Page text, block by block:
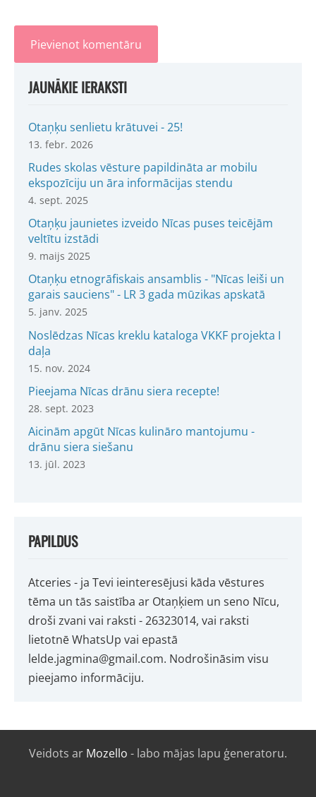
JAUNĀKIE IERAKSTI
Otaņķu senlietu krātuvei - 25!
13. febr. 2026
Rudes skolas vēsture papildināta ar mobilu
ekspozīciju un āra informācijas stendu
4. sept. 2025
Otaņķu jaunietes izveido Nīcas puses teicējām
veltītu izstādi
9. maijs 2025
Otaņķu etnogrāfiskais ansamblis - "Nīcas leiši un
garais sauciens" - LR 3 gada mūzikas apskatā
5. janv. 2025
Noslēdzas Nīcas kreklu kataloga VKKF projekta I
daļa
15. nov. 2024
Pieejama Nīcas drānu siera recepte!
28. sept. 2023
Aicinām apgūt Nīcas kulināro mantojumu -
drānu siera siešanu
13. jūl. 2023
PAPILDUS
Atceries - ja Tevi ieinteresējusi kāda vēstures
tēma un tās saistība ar Otaņķiem un seno Nīcu,
droši zvani vai raksti - 26323014, vai raksti
lietotnē WhatsUp vai epastā
lelde.jagmina@gmail.com. Nodrošināsim visu
pieejamo informāciju.
Veidots ar Mozello - labo mājas lapu ģeneratoru.